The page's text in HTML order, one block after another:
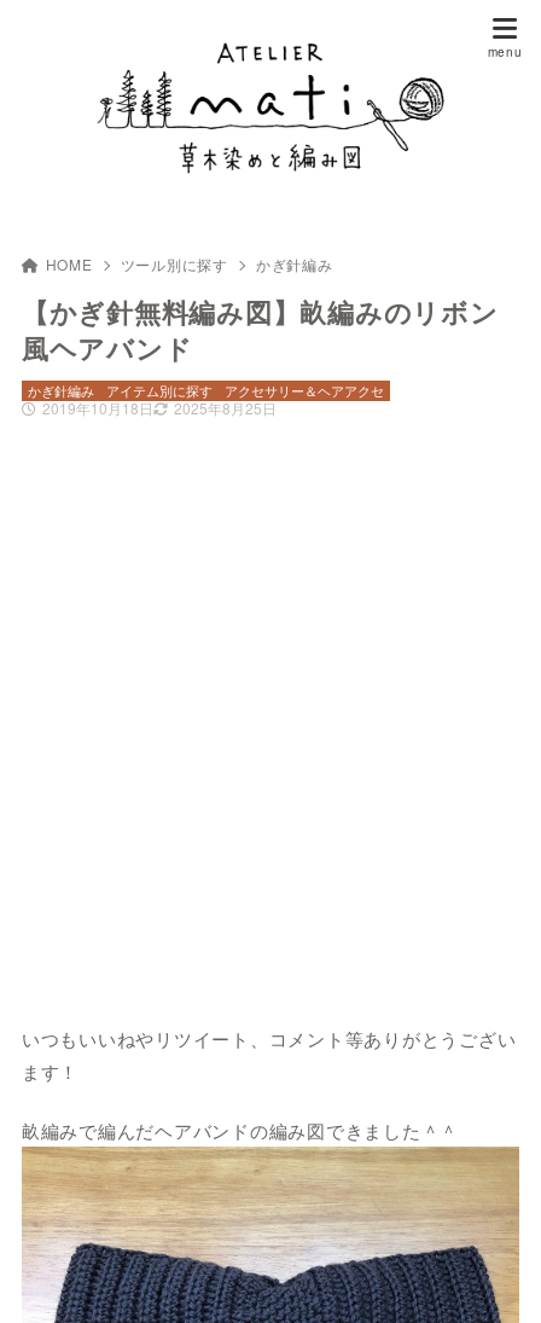
HOME ツール別に探す かぎ針編み
【かぎ針無料編み図】畝編みのリボン
風ヘアバンド
2019年10月18日 2025年8月25日
かぎ針編み アイテム別に探す アクセサリー＆ヘアアクセ
いつもいいねやリツイート、コメント等ありがとうござい
ます！
畝編みで編んだヘアバンドの編み図できました＾＾